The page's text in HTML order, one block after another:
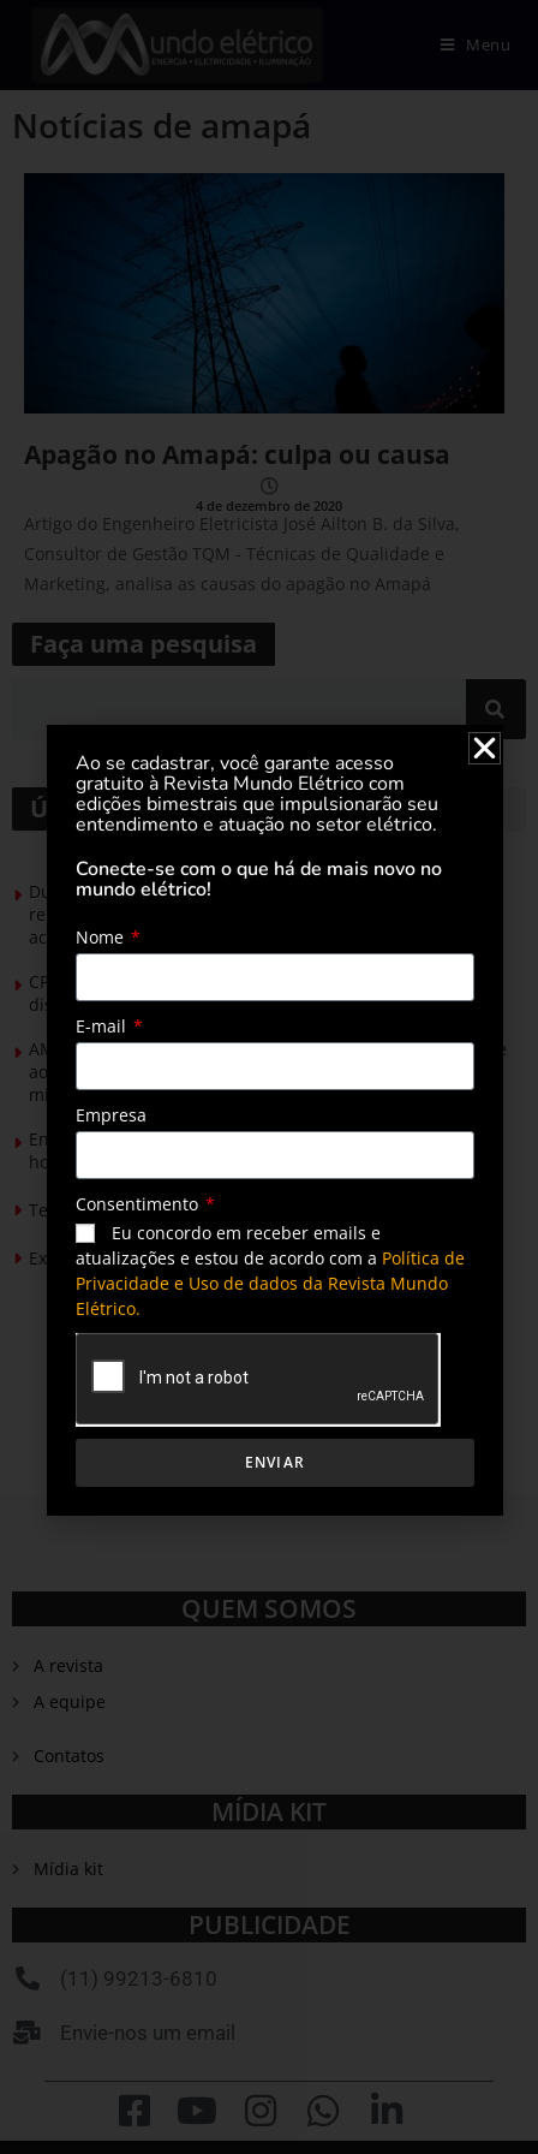
Menu
Notícias de amapá
Apagão no Amapá: culpa ou causa
4 de dezembro de 2020
Artigo do Engenheiro Eletricista José Ailton B. da Silva,
Consultor de Gestão TQM - Técnicas de Qualidade e
Marketing, analisa as causas do apagão no Amapá
Faça uma pesquisa
Últimas notícias
Durante esforço concentrado do Congresso, setor de
renováveis apresenta no Senado Federal pautas para
acelerar transição energética
CPFL Energia e TIM se unem para criar a rede de
distribuição do futuro com tecnologia privativa
AMIG Brasil convida pré-candidatos ao Governo de Minas e
ao Senado para discutir propostas para os municípios
mineradores e afetados
Energia solar permitirá ampliar em 25% a produção de
hortaliças em projeto social no Tocantins
Tendências de Iluminação em 2026
Expansão da energia solar no Brasil
QUEM SOMOS
A revista
A equipe
Contatos
MÍDIA KIT
Mídia kit
PUBLICIDADE
(11) 99213-6810
Envie-nos um email
Ao se cadastrar, você garante acesso
gratuito à Revista Mundo Elétrico com
edições bimestrais que impulsionarão seu
entendimento e atuação no setor elétrico.
Conecte-se com o que há de mais novo no
mundo elétrico!
Nome
E-mail
Empresa
Consentimento
Eu concordo em receber emails e
atualizações e estou de acordo com a Política de
Privacidade e Uso de dados da Revista Mundo
Elétrico.
ENVIAR